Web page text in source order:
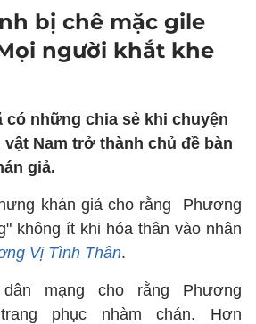
bị chê mặc gile
người khắt khe
có những chia sẻ khi chuyện
vật Nam trở thành chủ đề bàn
giả.
khán giả cho rằng Phương
không ít khi hóa thân vào nhân
Vị Tình Thân.
mạng cho rằng Phương
phục nhàm chán. Hơn